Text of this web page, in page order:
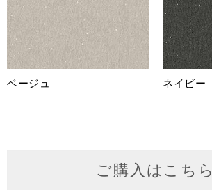
ベージュ ネイビー
ご購入はこちら